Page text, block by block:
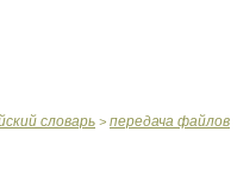
словарь > передача файлов